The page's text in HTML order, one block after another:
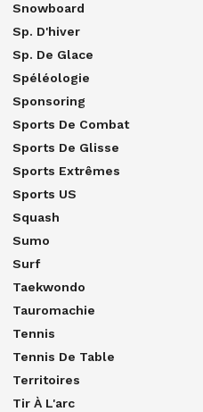
Snowboard
Sp. D'hiver
Sp. De Glace
Spéléologie
Sponsoring
Sports De Combat
Sports De Glisse
Sports Extrêmes
Sports US
Squash
Sumo
Surf
Taekwondo
Tauromachie
Tennis
Tennis De Table
Territoires
Tir À L'arc